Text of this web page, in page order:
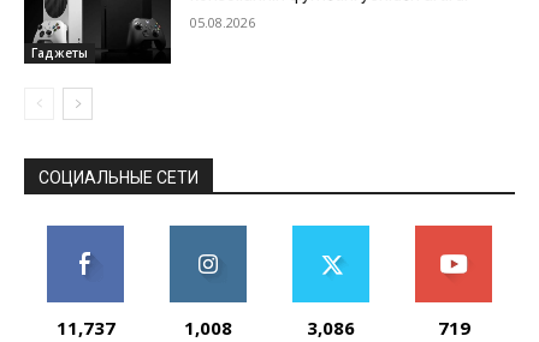
Гаджеты
05.08.2026
СОЦИАЛЬНЫЕ СЕТИ
11,737 1,008 3,086 719